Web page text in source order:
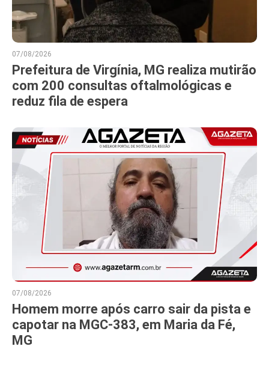
07/08/2026
Prefeitura de Virgínia, MG realiza mutirão
com 200 consultas oftalmológicas e
reduz fila de espera
07/08/2026
Homem morre após carro sair da pista e
capotar na MGC-383, em Maria da Fé,
MG